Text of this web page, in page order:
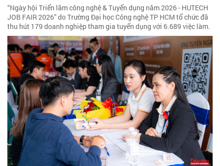
“Ngày hội Triển lãm công nghệ & Tuyển dụng năm 2026 - HUTECH
JOB FAIR 2026” do Trường Đại học Công nghệ TP HCM tổ chức đã
thu hút 179 doanh nghiệp tham gia tuyển dụng với 6.689 việc làm.